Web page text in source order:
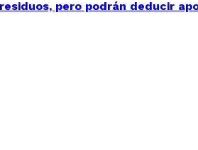
pero podrán deducir